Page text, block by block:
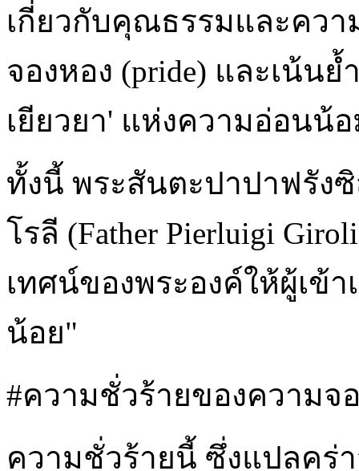
เกี่ยวกับคุณธรรมและควา
จองหอง (pride) และเน้น
เยียวยา' แห่งความอ่อนน้
ทั้งนี้ พระสันตะปาปาฟรัง
โรลี (Father Pierluigi
เทศน์ของพระองค์ให้ผู้เข้
น้อย"
#ความชั่วร้ายของความจอ
ความชั่วร้ายนี้ ซึ่งแปลคร่